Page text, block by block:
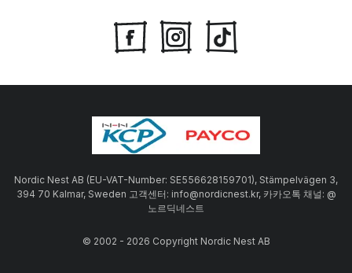
Nordic Nest AB (EU-VAT-Number: SE556628159701), Stämpelvägen 3,
394 70 Kalmar, Sweden 고객센터: info@nordicnest.kr, 카카오톡 채널: @
노르딕네스트
© 2002 - 2026 Copyright Nordic Nest AB